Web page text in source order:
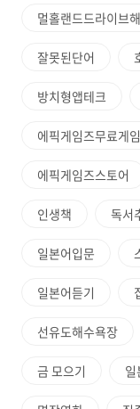
멀홀랜드드라이브
잘못된단어
방치형앱테크
에픽게임즈무료게임
에픽게임즈스토어
인생책 독서
일본어입문
일본어듣기
선유도해수욕장
금 모으기 일